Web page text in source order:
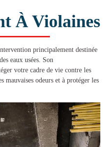
À Violaines
principalement destinée
eaux usées. Son
votre cadre de vie contre les
mauvaises odeurs et à protéger les